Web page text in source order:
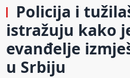
Policija i
istražuju kako
evanđelje
u Srbiju